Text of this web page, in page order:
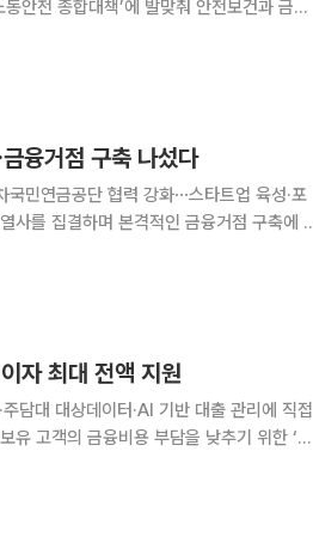
지원 의지를
융거점 구축 나섰다
민연금공단 협력 강화⋯스타트업 육성·포
자 최대 전액 지원
담대 대상데이터·AI 기반 대출 관리에 직접
수 있는 혜택